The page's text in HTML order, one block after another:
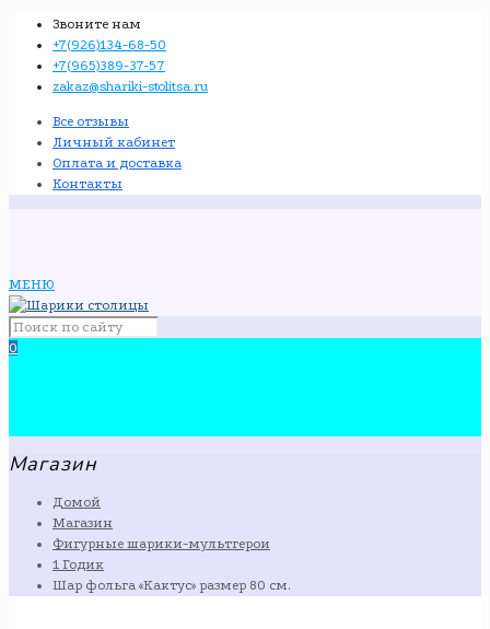
Звоните нам
+7(926)134-68-50
+7(965)389-37-57
zakaz@shariki-stolitsa.ru
Все отзывы
Личный кабинет
Оплата и доставка
Контакты
МЕНЮ
0
Магазин
Домой
Магазин
Фигурные шарики-мультгерои
1 Годик
Шар фольга «Кактус» размер 80 см.